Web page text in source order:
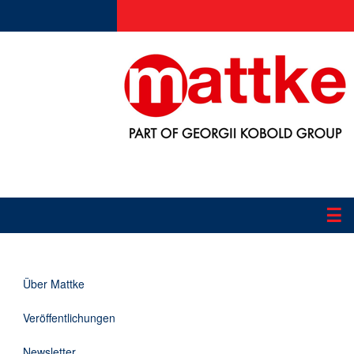
☰
Applikationen
Informationen
Über Mattke
Veröffentlichungen